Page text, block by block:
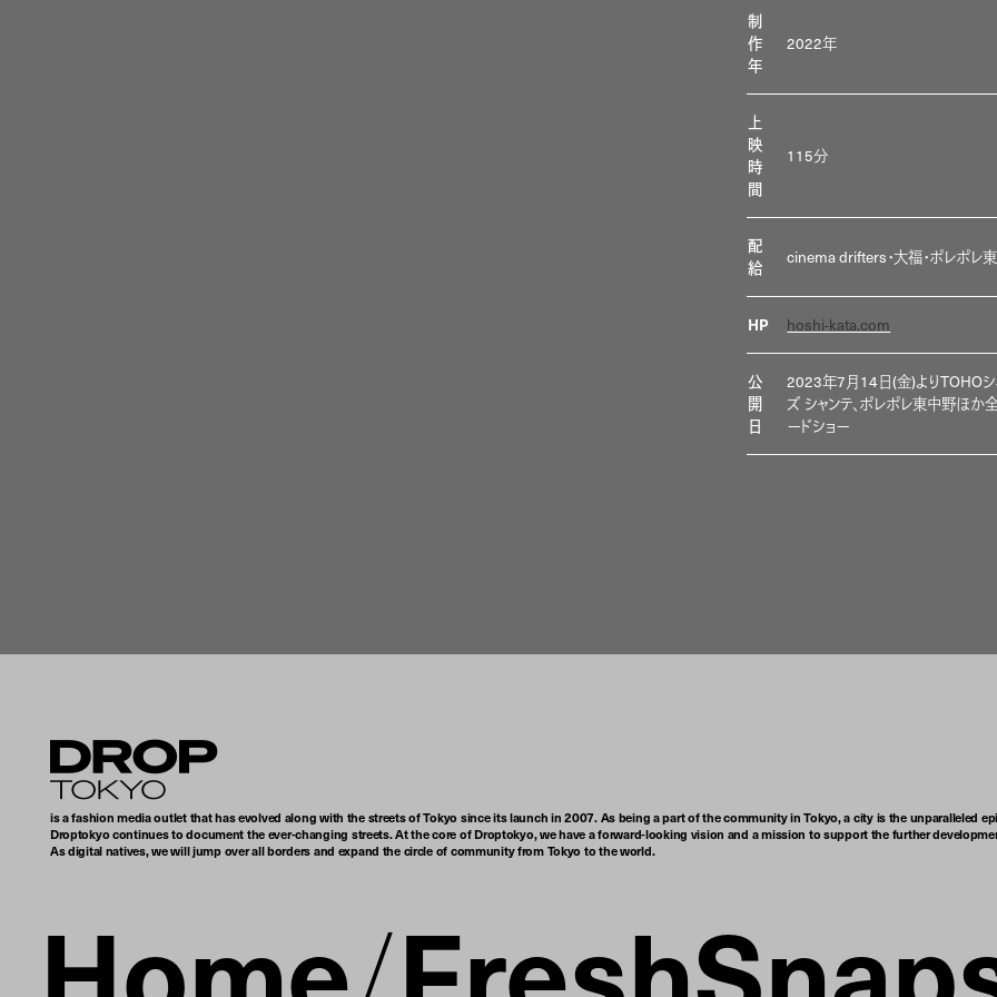
制
作
年
2022年
上
映
時
間
115分
配
給
cinema drifters・大福・ポレポレ
HP hoshi-kata.com
公
開
日
2023年7月14日(金)よりTOHO
ズ シャンテ、ポレポレ東中野ほか
ードショー
Droptokyo
is a fashion media outlet that has evolved along with the streets of Tokyo since its launch in 2007. As being a part of the community in Tokyo, a city is the unparalleled
Droptokyo continues to document the ever-changing streets. At the core of Droptokyo, we have a forward-looking vision and a mission to support the further
As digital natives, we will jump over all borders and expand the circle of community from Tokyo to the world.